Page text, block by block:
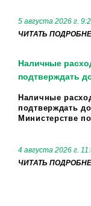
5 августа 2026 г.
ЧИТАТЬ
Наличные
подтверждать
Наличные
подтверждать
Министерстве
4 августа 2026 г.
ЧИТАТЬ